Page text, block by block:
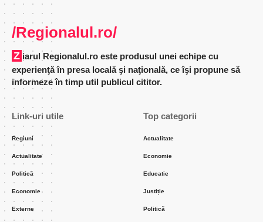
/Regionalul.ro/
Ziarul Regionalul.ro este produsul unei echipe cu
experienţă în presa locală şi naţională, ce îşi propune să
informeze în timp util publicul cititor.
Link-uri utile
Regiuni
Actualitate
Politică
Economie
Externe
Top categorii
Actualitate
Economie
Educatie
Justiție
Politică